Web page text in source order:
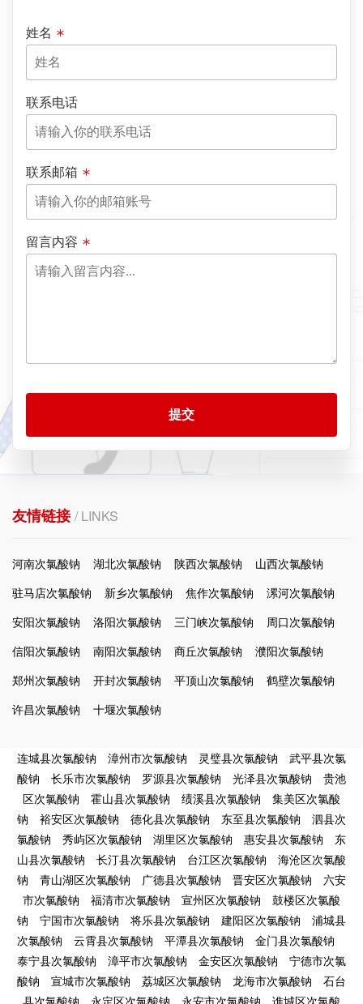
姓名
联系电话
联系邮箱
留言内容
提交
友情链接/ LINKS
河南次氯酸钠 湖北次氯酸钠 陕西次氯酸钠
山西次氯酸钠
驻马店次氯酸钠
新乡次氯酸钠 焦作次氯酸钠
漯河次氯酸钠
安阳次氯酸钠
洛阳次氯酸钠 三门峡次氯酸钠
周口次氯酸钠
信阳次氯酸钠
南阳次氯酸钠 商丘次氯酸钠
濮阳次氯酸钠
郑州次氯酸钠
开封次氯酸钠 平顶山次氯酸钠
鹤壁次氯酸钠
许昌次氯酸钠
十堰次氯酸钠
连城县次氯酸钠 漳州市次氯酸钠 灵璧县次氯酸钠
武平县次氯
酸钠
长乐市次氯酸钠 罗源县次氯酸钠 光泽县次氯酸钠
贵池
区次氯酸钠
霍山县次氯酸钠 绩溪县次氯酸钠
集美区次氯酸
钠
裕安区次氯酸钠 德化县次氯酸钠 东至县次氯酸钠
泗县次
氯酸钠
秀屿区次氯酸钠 湖里区次氯酸钠 惠安县次氯酸钠
东
山县次氯酸钠
长汀县次氯酸钠 台江区次氯酸钠
海沧区次氯酸
钠
青山湖区次氯酸钠 广德县次氯酸钠 晋安区次氯酸钠
六安
市次氯酸钠
福清市次氯酸钠 宣州区次氯酸钠
鼓楼区次氯酸
钠
宁国市次氯酸钠 将乐县次氯酸钠 建阳区次氯酸钠
浦城县
次氯酸钠
云霄县次氯酸钠 平潭县次氯酸钠
金门县次氯酸钠
泰宁县次氯酸钠
漳平市次氯酸钠 金安区次氯酸钠
宁德市次氯
酸钠
宣城市次氯酸钠 荔城区次氯酸钠 龙海市次氯酸钠
石台
县次氯酸钠
永定区次氯酸钠 永安市次氯酸钠 谯城区次氯酸